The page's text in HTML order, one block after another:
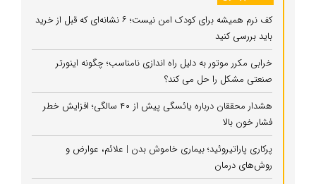
کف نرم همیشه برای کودک امن نیست؛ ۶ نشانه‌ای که قبل از خرید
باید بررسی کنید
خرابی مکرر موتور به دلیل راه‌ اندازی نامناسب؛ چگونه اینورتر
صنعتی مشکل را حل می‌ کند؟
هشدار محققان درباره یائسگی پیش از ۴۰ سالگی؛ افزایش خطر
فشار خون بالا
پرکاری پاراتیروئید؛ بیماری خاموش بدن | علائم، عوارض و
روش‌های درمان